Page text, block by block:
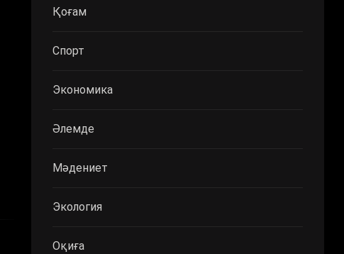
Қоғам
Спорт
Экономика
Әлемде
Мәдениет
Экология
Оқиға